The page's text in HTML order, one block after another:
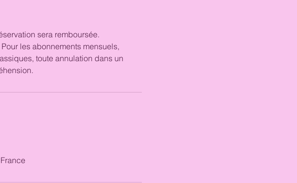
sera remboursée.
les abonnements mensuels,
toute annulation dans un